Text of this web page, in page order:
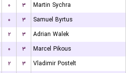
۰ ۳
Martin Sychra
۰ ۳
Samuel Byrtus
۲ ۳
Adrian Walek
۰ ۳
Marcel Pikous
۲ ۳
Vladimir Postelt